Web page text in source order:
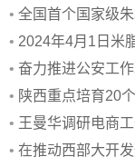
• 全国首个国家级
• 2024年4月1日米
• 奋力推进公安工
• 陕西重点培育20
• 王曼华调研电商
• 在推动西部大开